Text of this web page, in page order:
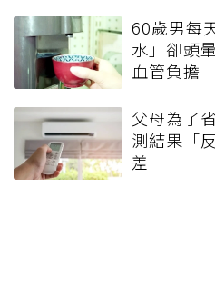
60歲男每
水」卻頭
血管負擔
父母為了
測結果「
差